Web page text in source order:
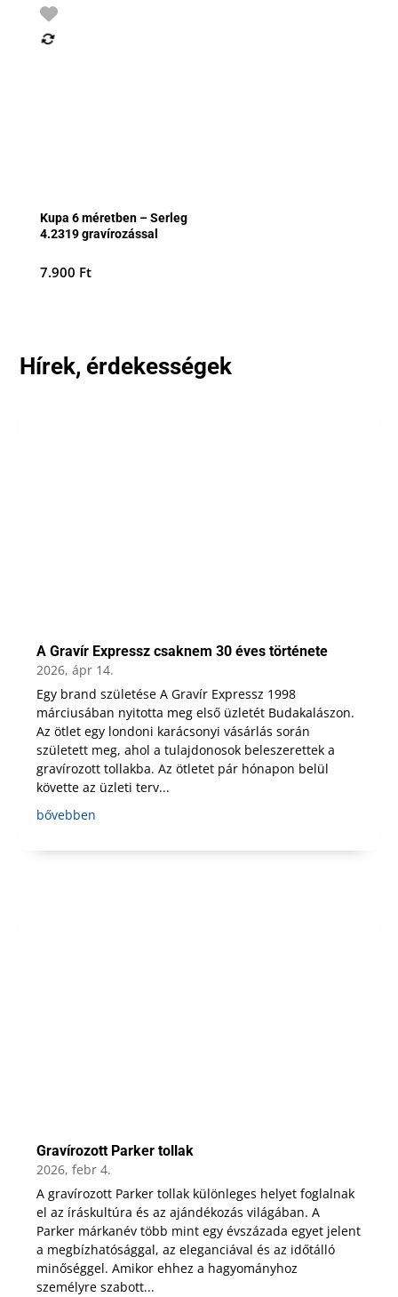
Kupa 6 méretben – Serleg
4.2319 gravírozással
7.900 Ft
Hírek, érdekességek
A Gravír Expressz csaknem 30 éves története
2026, ápr 14.
Egy brand születése A Gravír Expressz 1998
márciusában nyitotta meg első üzletét Budakalászon.
Az ötlet egy londoni karácsonyi vásárlás során
született meg, ahol a tulajdonosok beleszerettek a
gravírozott tollakba. Az ötletet pár hónapon belül
követte az üzleti terv...
bővebben
Gravírozott Parker tollak
2026, febr 4.
A gravírozott Parker tollak különleges helyet foglalnak
el az íráskultúra és az ajándékozás világában. A
Parker márkanév több mint egy évszázada egyet jelent
a megbízhatósággal, az eleganciával és az időtálló
minőséggel. Amikor ehhez a hagyományhoz
személyre szabott...